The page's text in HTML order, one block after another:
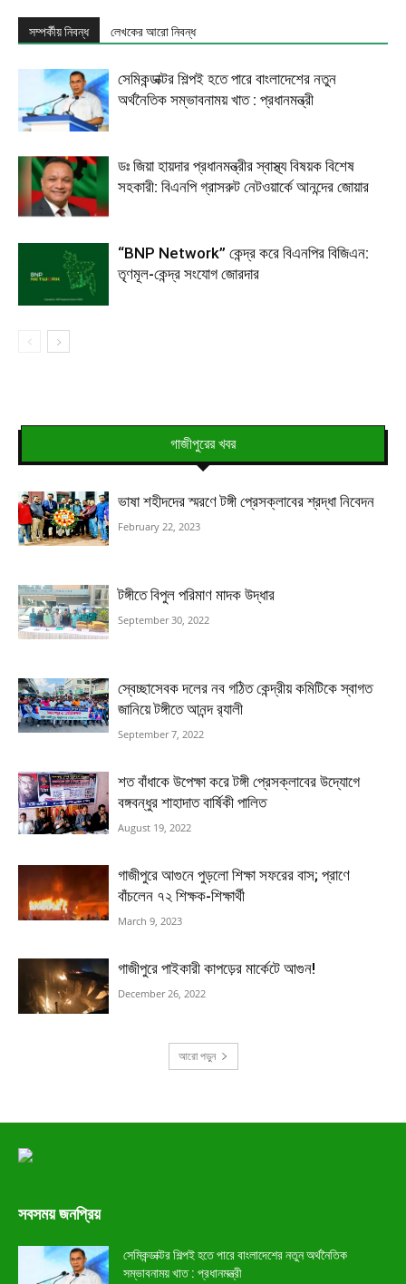
সম্পর্কীয় নিবন্ধ লেখকের আরো নিবন্ধ
সেমিকন্ডাক্টর শিল্পই হতে পারে বাংলাদেশের নতুন
অর্থনৈতিক সম্ভাবনাময় খাত : প্রধানমন্ত্রী
ডঃ জিয়া হায়দার প্রধানমন্ত্রীর স্বাস্থ্য বিষয়ক বিশেষ
সহকারী: বিএনপি গ্রাসরুট নেটওয়ার্কে আনন্দের জোয়ার
“BNP Network” কেন্দ্র করে বিএনপির বিজিএন:
তৃণমূল-কেন্দ্র সংযোগ জোরদার
গাজীপুরের খবর
ভাষা শহীদদের স্মরণে টঙ্গী প্রেসক্লাবের শ্রদ্ধা নিবেদন
February 22, 2023
টঙ্গীতে বিপুল পরিমাণ মাদক উদ্ধার
September 30, 2022
স্বেচ্ছাসেবক দলের নব গঠিত কেন্দ্রীয় কমিটিকে স্বাগত
জানিয়ে টঙ্গীতে আনন্দ র‌্যালী
September 7, 2022
শত বাঁধাকে উপেক্ষা করে টঙ্গী প্রেসক্লাবের উদ্যোগে
বঙ্গবন্ধুর শাহাদাত বার্ষিকী পালিত
August 19, 2022
গাজীপুরে আগুনে পুড়লো শিক্ষা সফরের বাস; প্রাণে
বাঁচলেন ৭২ শিক্ষক-শিক্ষার্থী
March 9, 2023
গাজীপুরে পাইকারী কাপড়ের মার্কেটে আগুন!
December 26, 2022
আরো পড়ুন
সবসময় জনপ্রিয়
সেমিকন্ডাক্টর শিল্পই হতে পারে বাংলাদেশের নতুন অর্থনৈতিক
সম্ভাবনাময় খাত : প্রধানমন্ত্রী